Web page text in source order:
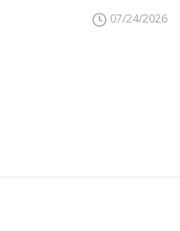
07/24/2026